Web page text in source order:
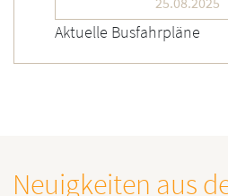
Aktuelle Busfahrpläne
Neuigkeiten aus